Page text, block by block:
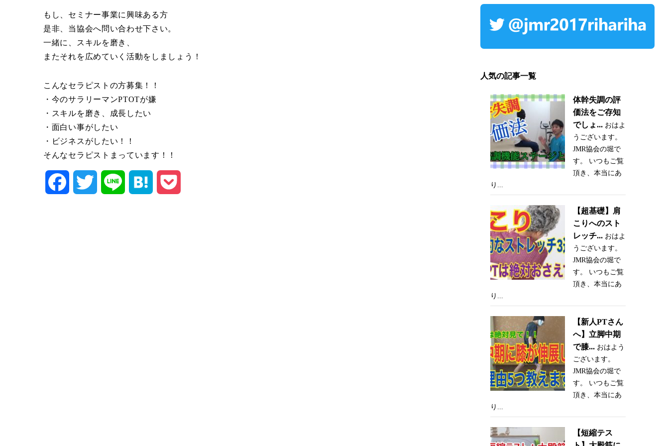
もし、セミナー事業に興味ある方
是非、当協会へ問い合わせ下さい。
一緒に、スキルを磨き、
またそれを広めていく活動をしましょう！
こんなセラピストの方募集！！
・今のサラリーマンPTOTが嫌
・スキルを磨き、成長したい
・面白い事がしたい
・ビジネスがしたい！！
そんなセラピストまっています！！
Facebook Twitter Line Hatena
人気の記事一覧
体幹失調の評
価法をご存知
でしょ... おはよ
うございます。
JMR協会の堀で
す。 いつもご覧
頂き、本当にあ
り...
【超基礎】肩
こりへのスト
レッチ... おはよ
うございます。
JMR協会の堀で
す。 いつもご覧
頂き、本当にあ
り...
【新人PTさん
へ】立脚中期
で膝... おはよう
ございます。
JMR協会の堀で
す。 いつもご覧
頂き、本当にあ
り...
【短縮テス